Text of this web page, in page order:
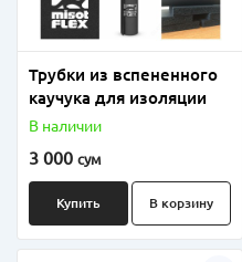
Трубки из вспененного
каучука для изоляции
В наличии
3 000 сум
Купить В корзину